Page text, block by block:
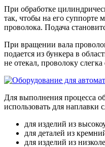
При обработке
так, чтобы на его суппорте
проволока. Подача
При вращении вала
подается из бункера в
не отекал, проволоку
Для выполнения процесса
использовать для
для изделий из
для деталей из
для изделий из